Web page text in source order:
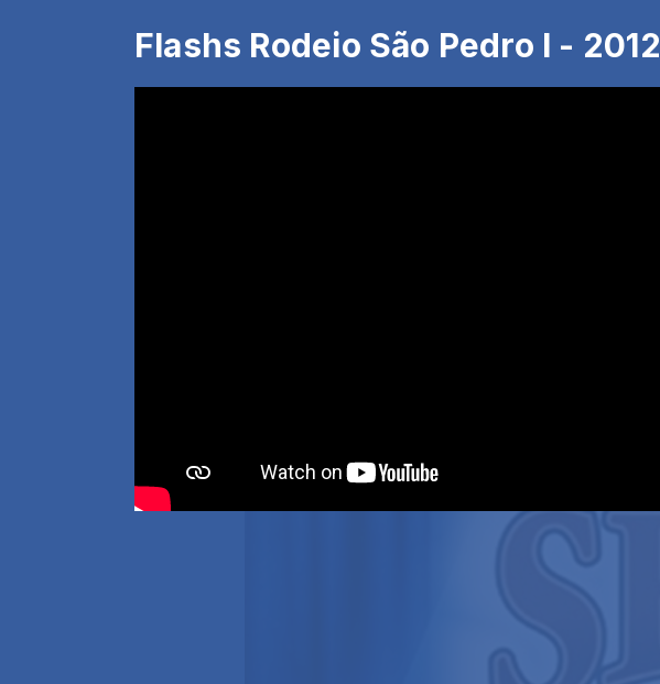
Flashs Rodeio São Pedro I - 2012